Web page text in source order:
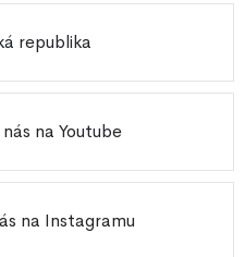
republika
na Youtube
na Instagramu